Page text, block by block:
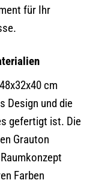
für Ihr
cm
Design und die
gefertigt ist. Die
Grauton
Farben